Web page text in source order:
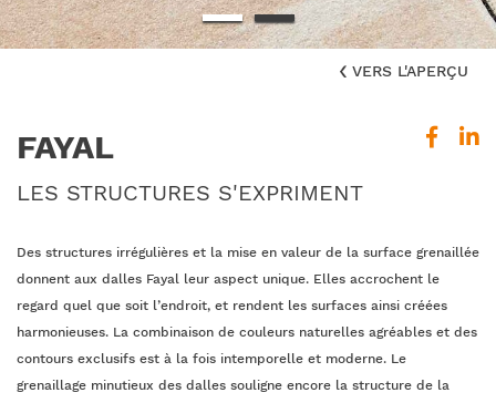
VERS L'APERÇU
FAYAL
LES STRUCTURES S'EXPRIMENT
Des structures irrégulières et la mise en valeur de la surface grenaillée
donnent aux dalles Fayal leur aspect unique. Elles accrochent le
regard quel que soit l’endroit, et rendent les surfaces ainsi créées
harmonieuses. La combinaison de couleurs naturelles agréables et des
contours exclusifs est à la fois intemporelle et moderne. Le
grenaillage minutieux des dalles souligne encore la structure de la